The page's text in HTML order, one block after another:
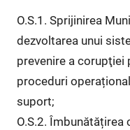
O.S.1. Sprijinirea
dezvoltarea unui
prevenire a corupţiei
proceduri
suport;
O.S.2.